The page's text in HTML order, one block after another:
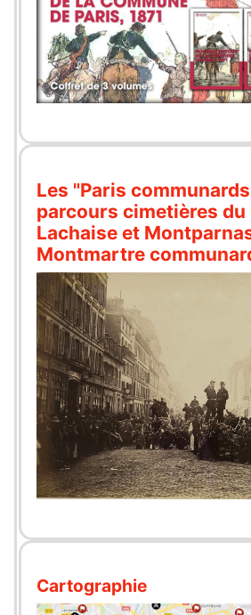
Les "Paris
parcours cimetières du
Lachaise et
Montmartre
Cartographie